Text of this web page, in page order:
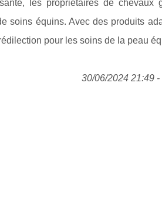
les propriétaires de chevaux
soins équins. Avec des produits
pour les soins de la peau
30/06/2024 21:49